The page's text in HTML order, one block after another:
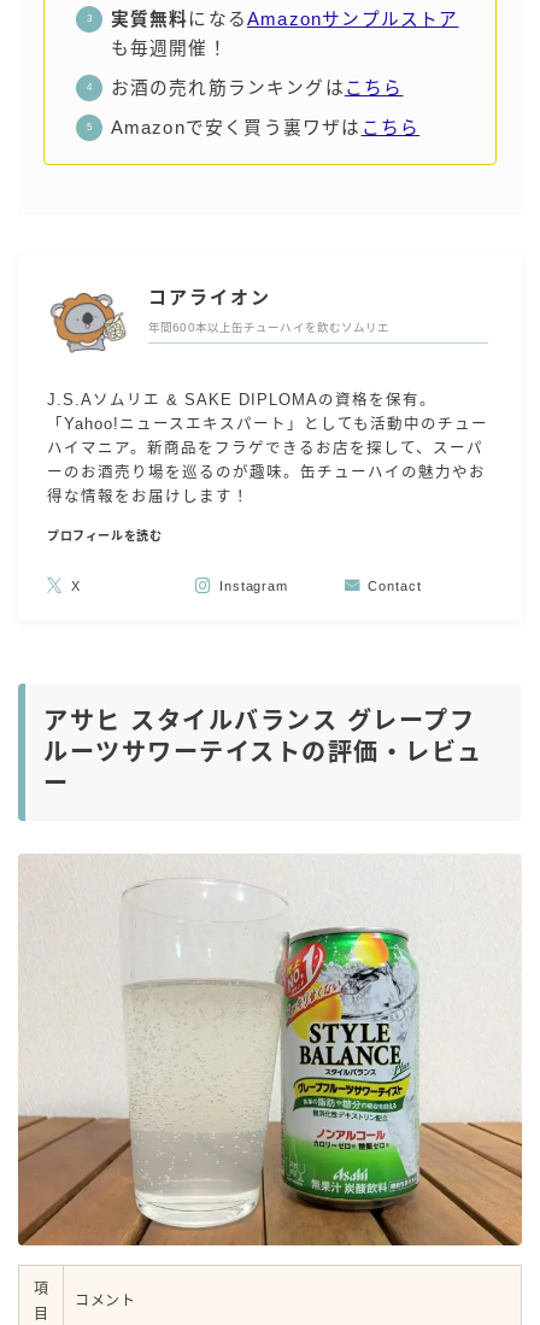
実質無料になるAmazonサンプルストア
も毎週開催！
お酒の売れ筋ランキングは こちら
Amazonで安く買う裏ワザは こちら
コアライオン
年間600本以上缶チューハイを飲むソムリエ
J.S.Aソムリエ & SAKE DIPLOMAの資格を保有。
「Yahoo!ニュースエキスパート」としても活動中のチュー
ハイマニア。新商品をフラゲできるお店を探して、スーパ
ーのお酒売り場を巡るのが趣味。缶チューハイの魅力やお
得な情報をお届けします！
プロフィールを読む
X Instagram Contact
アサヒ スタイルバランス グレープフ
ルーツサワーテイストの評価・レビュ
ー
項
目
コメント